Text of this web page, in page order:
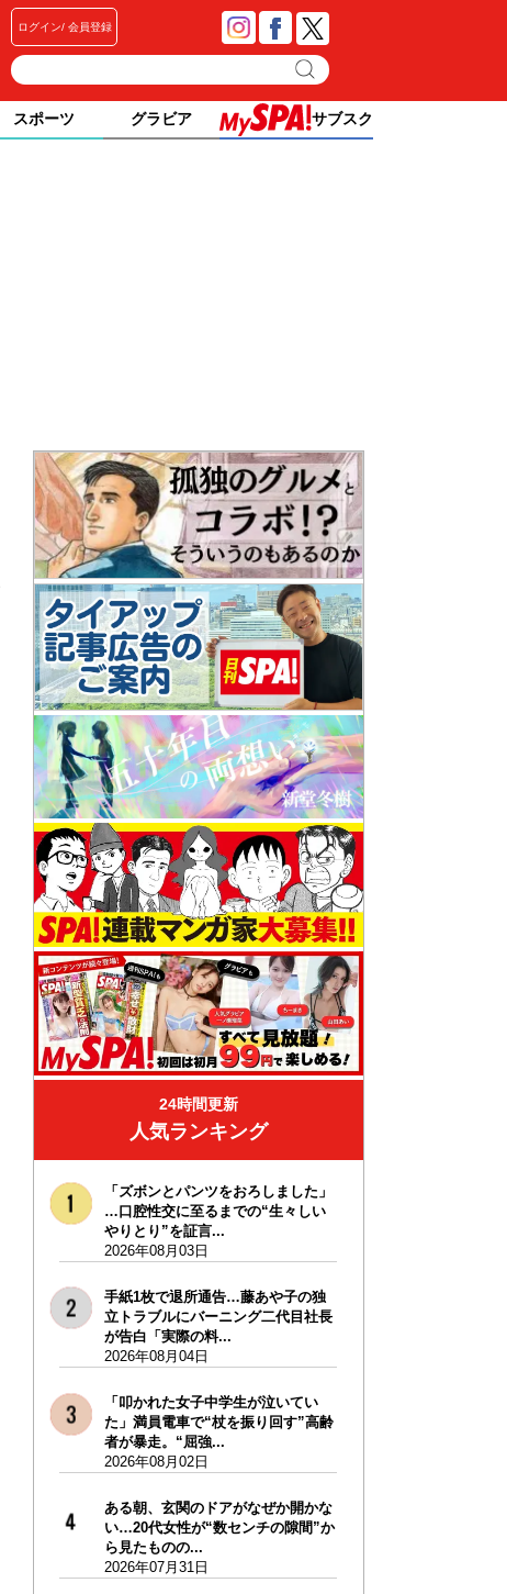
ログイン 会員登録
スポーツ グラビア サブスク
24時間更新
人気ランキング
「ズボンとパンツをおろしました」
…口腔性交に至るまでの“生々しい
やりとり”を証言...
2026年08月03日
手紙1枚で退所通告…藤あや子の独
立トラブルにバーニング二代目社長
が告白「実際の料...
2026年08月04日
「叩かれた女子中学生が泣いてい
た」満員電車で“杖を振り回す”高齢
者が暴走。“屈強...
2026年08月02日
ある朝、玄関のドアがなぜか開かな
い…20代女性が“数センチの隙間”か
ら見たものの...
2026年07月31日